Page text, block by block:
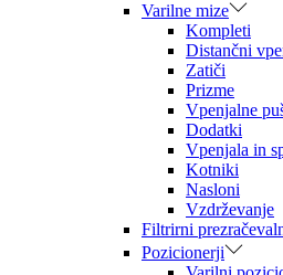
Varilne mize
Kompleti
Distančni
Zatiči
Prizme
Vpenjalne
Dodatki
Vpenjala in
Kotniki
Nasloni
Vzdrževanje
Filtrirni
Pozicionerji